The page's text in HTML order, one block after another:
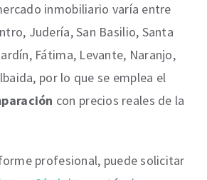
inmobiliario varía entre
Judería, San Basilio, Santa
Fátima, Levante, Naranjo,
por lo que se emplea el
con precios reales de la
profesional, puede solicitar